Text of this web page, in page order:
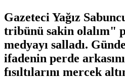
Gazeteci Yağız
tribünü sakin olalım"
medyayı salladı.
ifadenin perde
fısıltılarını mercek